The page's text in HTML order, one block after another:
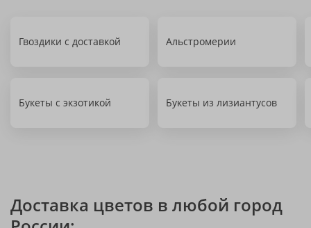
Гвоздики с доставкой Альстромерии
Букеты с экзотикой Букеты из лизиантусов
Доставка цветов в любой город